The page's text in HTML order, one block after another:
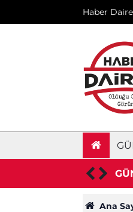
Haber
çocuğa çarpıp kaçan
Ana